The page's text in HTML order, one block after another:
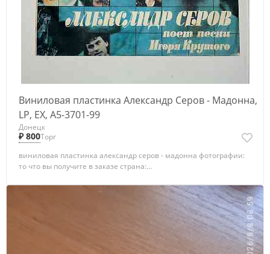
Виниловая пластинка Александр Серов - Мадонна,
LP, EX, A5-3701-99
Донецк
₽ 800Торг
виниловая пластинка александр серов - мадонна фотографии:
то что вы получите в заказе страна:...